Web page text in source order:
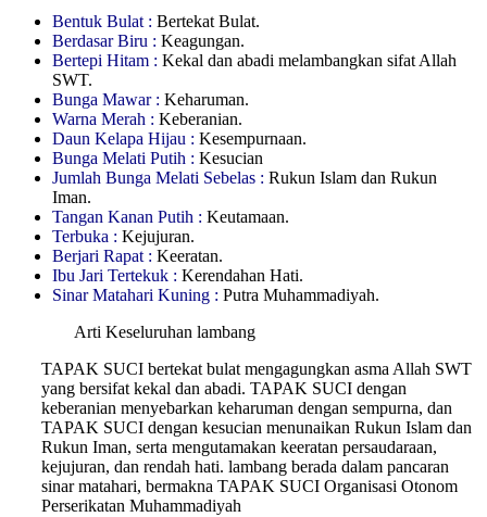
Bentuk Bulat : Bertekat Bulat.
Berdasar Biru : Keagungan.
Bertepi Hitam : Kekal dan abadi melambangkan sifat Allah
SWT.
Bunga Mawar : Keharuman.
Warna Merah : Keberanian.
Daun Kelapa Hijau : Kesempurnaan.
Bunga Melati Putih : Kesucian
Jumlah Bunga Melati Sebelas : Rukun Islam dan Rukun
Iman.
Tangan Kanan Putih : Keutamaan.
Terbuka : Kejujuran.
Berjari Rapat : Keeratan.
Ibu Jari Tertekuk : Kerendahan Hati.
Sinar Matahari Kuning : Putra Muhammadiyah.
Arti Keseluruhan lambang
TAPAK SUCI bertekat bulat mengagungkan asma Allah SWT
yang bersifat kekal dan abadi. TAPAK SUCI dengan
keberanian menyebarkan keharuman dengan sempurna, dan
TAPAK SUCI dengan kesucian menunaikan Rukun Islam dan
Rukun Iman, serta mengutamakan keeratan persaudaraan,
kejujuran, dan rendah hati. lambang berada dalam pancaran
sinar matahari, bermakna TAPAK SUCI Organisasi Otonom
Perserikatan Muhammadiyah